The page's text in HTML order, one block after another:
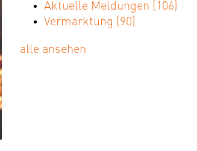
Aktuelle Meldungen (106)
Vermarktung (90)
alle ansehen